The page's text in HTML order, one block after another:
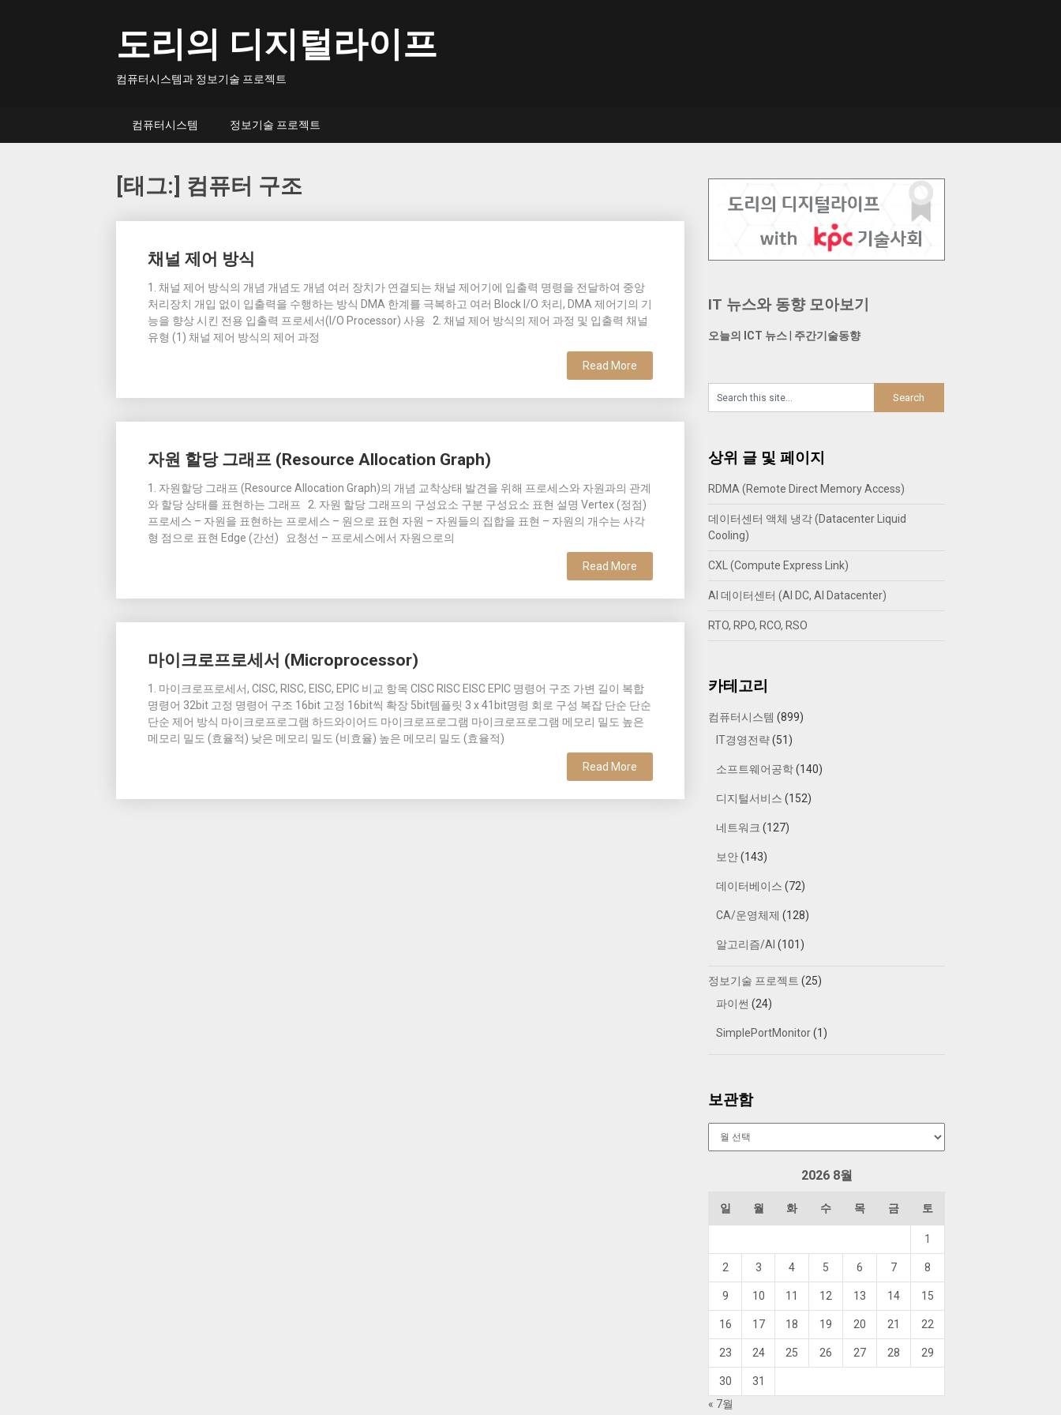
도리의 디지털라이프
컴퓨터시스템과 정보기술 프로젝트
컴퓨터시스템 정보기술 프로젝트
[태그:] 컴퓨터 구조
채널 제어 방식
1. 채널 제어 방식의 개념 개념도 개념 여러 장치가 연결되는 채널 제어기에 입출력 명령을 전달하여 중앙
처리장치 개입 없이 입출력을 수행하는 방식 DMA 한계를 극복하고 여러 Block I/O 처리, DMA 제어기의 기
능을 향상 시킨 전용 입출력 프로세서(I/O Processor) 사용 2. 채널 제어 방식의 제어 과정 및 입출력 채널
유형 (1) 채널 제어 방식의 제어 과정
Read More
자원 할당 그래프 (Resource Allocation Graph)
1. 자원할당 그래프 (Resource Allocation Graph)의 개념 교착상태 발견을 위해 프로세스와 자원과의 관계
와 할당 상태를 표현하는 그래프 2. 자원 할당 그래프의 구성요소 구분 구성요소 표현 설명 Vertex (정점)
프로세스 – 자원을 표현하는 프로세스 – 원으로 표현 자원 – 자원들의 집합을 표현 – 자원의 개수는 사각
형 점으로 표현 Edge (간선) 요청선 – 프로세스에서 자원으로의
Read More
마이크로프로세서 (Microprocessor)
1. 마이크로프로세서, CISC, RISC, EISC, EPIC 비교 항목 CISC RISC EISC EPIC 명령어 구조 가변 길이 복합
명령어 32bit 고정 명령어 구조 16bit 고정 16bit씩 확장 5bit템플릿 3 x 41bit명령 회로 구성 복잡 단순 단순
단순 제어 방식 마이크로프로그램 하드와이어드 마이크로프로그램 마이크로프로그램 메모리 밀도 높은
메모리 밀도 (효율적) 낮은 메모리 밀도 (비효율) 높은 메모리 밀도 (효율적)
Read More
navigation
IT 뉴스와 동향 모아보기
오늘의 ICT 뉴스 주간기술동향
상위 글 및 페이지
RDMA (Remote Direct Memory Access)
데이터센터 액체 냉각 (Datacenter Liquid
Cooling)
CXL (Compute Express Link)
AI 데이터센터 (AI DC, AI Datacenter)
RTO, RPO, RCO, RSO
카테고리
컴퓨터시스템 (899)
IT경영전략(51)
소프트웨어공학(140)
디지털서비스 (152)
네트워크 (127)
보안(143)
데이터베이스 (72)
CA/운영체제 (128)
알고리즘/AI (101)
정보기술 프로젝트 (25)
파이썬 (24)
SimplePortMonitor(1)
보관함
2026 8월
일 월 화 수 목 금 토
1
2 3 4 5 6 7 8
9 10 11 12 13 14 15
16 17 18 19 20 21 22
23 24 25 26 27 28 29
30
31
« 7월